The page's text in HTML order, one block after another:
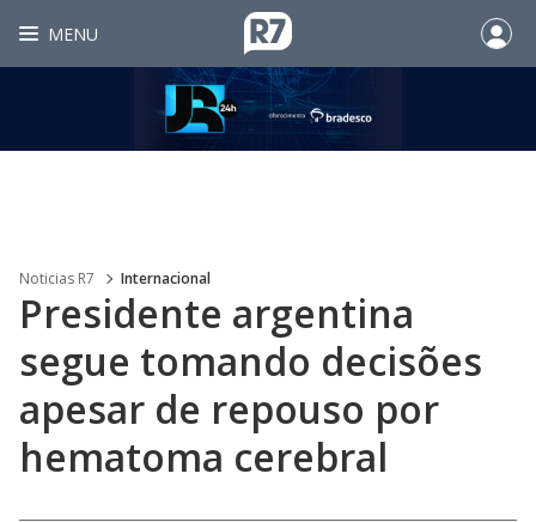
MENU
Noticias R7 Internacional
Presidente argentina
segue tomando decisões
apesar de repouso por
hematoma cerebral